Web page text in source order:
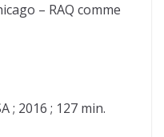
– RAQ comme
; 2016 ; 127 min.